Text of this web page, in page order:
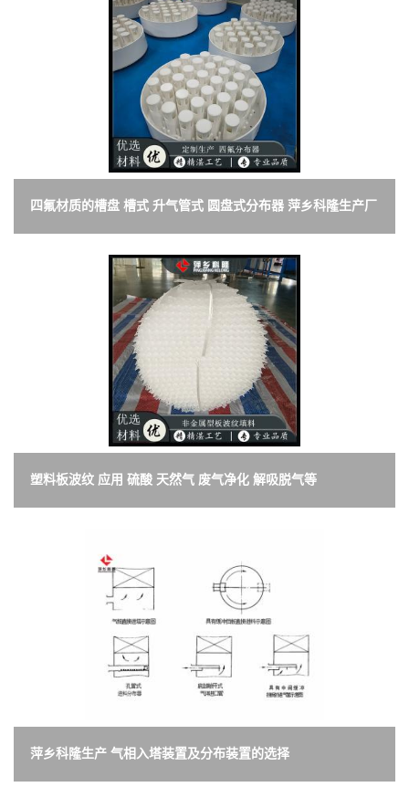
四氟材质的槽盘 槽式 升气管式 圆盘式分布器 萍乡科隆生产厂
家
塑料板波纹 应用 硫酸 天然气 废气净化 解吸脱气等
萍乡科隆生产 气相入塔装置及分布装置的选择